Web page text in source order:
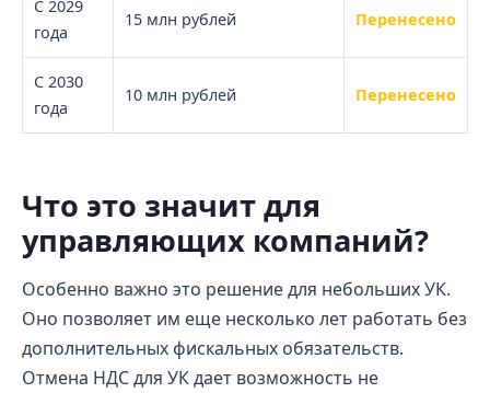
С 2029
года
15 млн рублей Перенесено
С 2030
года
10 млн рублей Перенесено
Что это значит для
управляющих компаний?
Особенно важно это решение для небольших УК.
Оно позволяет им еще несколько лет работать без
дополнительных фискальных обязательств.
Отмена НДС для УК дает возможность не